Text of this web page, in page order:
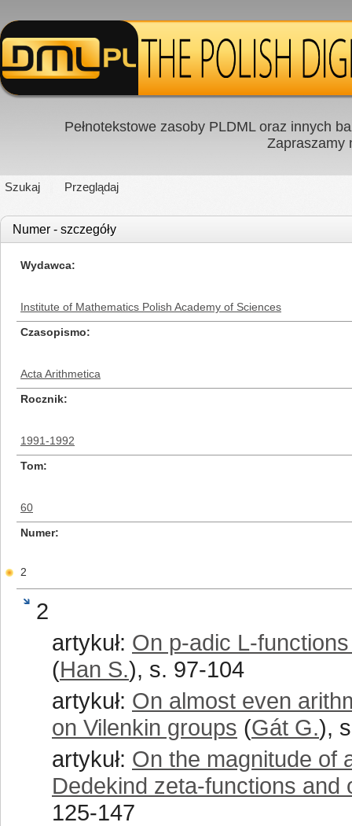
Pełnotekstowe zasoby PLDML oraz innych
Zapraszamy
Szukaj Przeglądaj
Numer - szczegóły
Wydawca
Institute of Mathematics Polish Academy of Sciences
Czasopismo
Acta Arithmetica
Rocznik
1991-1992
Tom
60
Numer
2
2
artykuł: On p-adic L-
(Han S.), s. 97-104
artykuł: On almost even
on Vilenkin groups (Gát G.),
artykuł: On the magnitude of
Dedekind zeta-functions and
125-147